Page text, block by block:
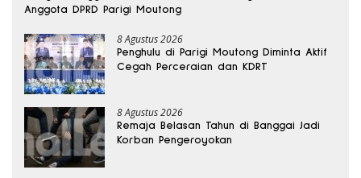
Anggota DPRD Parigi Moutong
8 Agustus 2026
Penghulu di Parigi Moutong Diminta Aktif
Cegah Perceraian dan KDRT
8 Agustus 2026
Remaja Belasan Tahun di Banggai Jadi
Korban Pengeroyokan